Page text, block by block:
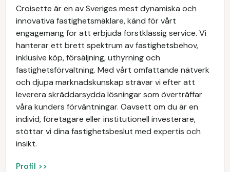
Croisette är en av Sveriges mest dynamiska och
innovativa fastighetsmäklare, känd för vårt
engagemang för att erbjuda förstklassig service. Vi
hanterar ett brett spektrum av fastighetsbehov,
inklusive köp, försäljning, uthyrning och
fastighetsförvaltning. Med vårt omfattande nätverk
och djupa marknadskunskap strävar vi efter att
leverera skräddarsydda lösningar som överträffar
våra kunders förväntningar. Oavsett om du är en
individ, företagare eller institutionell investerare,
stöttar vi dina fastighetsbeslut med expertis och
insikt.
Profil >>